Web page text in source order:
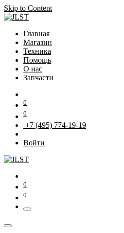
Skip to Content
Главная
Магазин
Техника
Помощь
О нас
Запчасти
0
0
+7 (495) 774-19-19
Войти
0
0